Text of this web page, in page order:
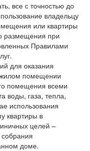
все с точностью до
владельцу
или квартиры
размещения при
Правилами
для оказания
жилом помещении
помещения всеми
воды, газа, тепла,
использования
квартиры в
целей –
доме.